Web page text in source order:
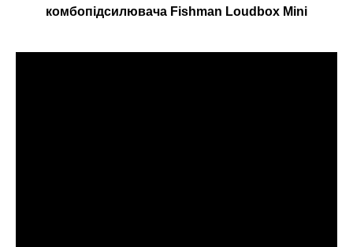
комбопідсилювача Fishman Loudbox Mini